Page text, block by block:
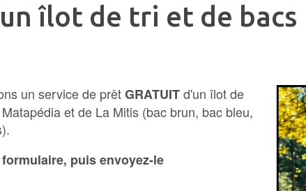
îlot de tri et de bacs
un service de prêtGRATUITd'un îlot de
et de La Mitis (bac brun, bac bleu,
puis envoyez-le